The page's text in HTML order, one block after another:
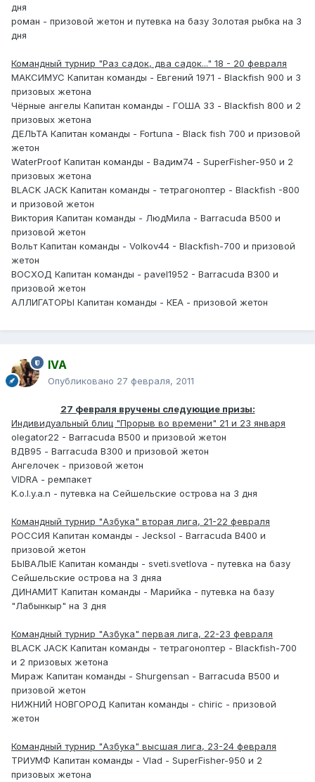
дня
роман - призовой жетон и путевка на базу Золотая рыбка на 3
дня
Командный турнир "Раз садок, два садок..." 18 - 20 февраля
МАКСИМУС Капитан команды - Евгений 1971 - Blackfish 900 и 3
призовых жетона
Чёрные ангелы Капитан команды - ГОША 33 - Blackfish 800 и 2
призовых жетона
ДЕЛЬТА Капитан команды - Fortuna - Black fish 700 и призовой
жетон
WaterProof Капитан команды - Вадим74 - SuperFisher-950 и 2
призовых жетона
BLACK JACK Капитан команды - тетрагоноптер - Blackfish -800
и призовой жетон
Виктория Капитан команды - ЛюдМила - Barracuda B500 и
призовой жетон
Вольт Капитан команды - Volkov44 - Blackfish-700 и призовой
жетон
ВОСХОД Капитан команды - pavel1952 - Barracuda B300 и
призовой жетон
АЛЛИГАТОРЫ Капитан команды - КЕА - призовой жетон
IVA
Опубликовано 27 февраля, 2011
27 февраля вручены следующие призы:
Индивидуальный блиц "Прорыв во времени" 21 и 23 января
olegator22 - Barracuda B500 и призовой жетон
ВДВ95 - Barracuda B300 и призовой жетон
Ангелочек - призовой жетон
VIDRA - ремпакет
K.o.l.y.a.n - путевка на Сейшельские острова на 3 дня
Командный турнир "Азбука" вторая лига, 21-22 февраля
РОССИЯ Капитан команды - Jecksol - Barracuda B400 и
призовой жетон
БЫВАЛЫЕ Капитан команды - sveti.svetlova - путевка на базу
Сейшельские острова на 3 дняа
ДИНАМИТ Капитан команды - Марийка - путевка на базу
"Лабынкыр" на 3 дня
Командный турнир "Азбука" первая лига, 22-23 февраля
BLACK JACK Капитан команды - тетрагоноптер - Blackfish-700
и 2 призовых жетона
Мираж Капитан команды - Shurgensan - Barracuda В500 и
призовой жетон
НИЖНИЙ НОВГОРОД Капитан команды - chiric - призовой
жетон
Командный турнир "Азбука" высшая лига, 23-24 февраля
ТРИУМФ Капитан команды - Vlad - SuperFisher-950 и 2
призовых жетона